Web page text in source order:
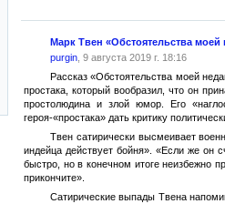
Марк Твен «Обстоятельства моей
purgin, 9 августа 2019 г. 18:16
Рассказ «Обстоятельства моей
простака, который вообразил, что он
простолюдина и злой юмор. Его
героя-«простака» дать критику
Твен сатирически высмеивает
индейца действует бойня». «Если же
быстро, но в конечном итоге неизбежно
прикончите».
Сатирические выпады Твена